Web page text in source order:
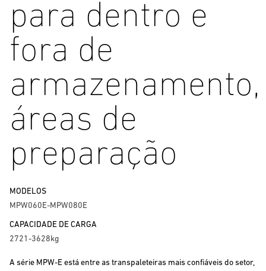
para dentro e
fora de
armazenamento,
áreas de
preparação
MODELOS
MPW060E-MPW080E
CAPACIDADE DE CARGA
2721-3628kg
A série MPW-E está entre as transpaleteiras mais confiáveis do setor,